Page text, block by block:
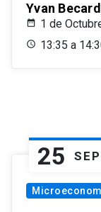
Yvan
1 de
13:35 a
25 SEP